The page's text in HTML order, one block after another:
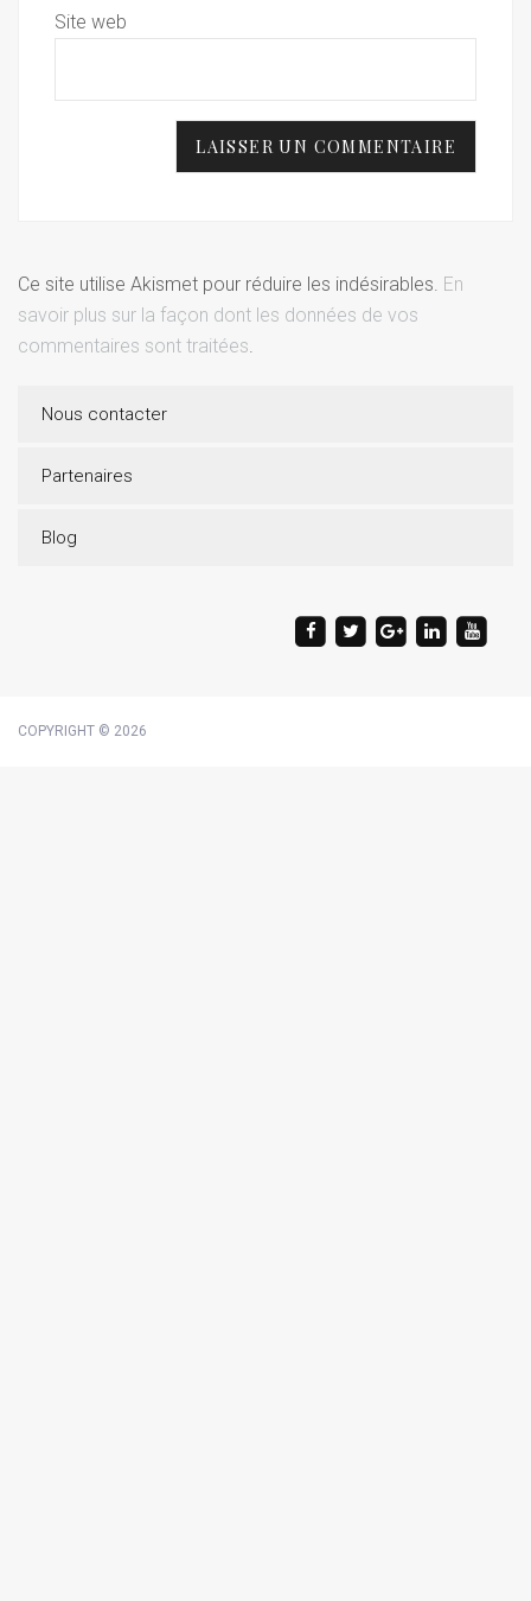
Site web
Ce site utilise Akismet pour réduire les indésirables. En
savoir plus sur la façon dont les données de vos
commentaires sont traitées.
Nous contacter
Partenaires
Blog
COPYRIGHT © 2026